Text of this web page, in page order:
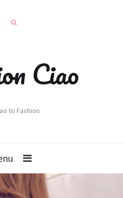
Ciao
to Fashion